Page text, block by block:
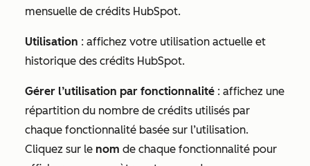
mensuelle de crédits HubSpot.
Utilisation : affichez votre utilisation actuelle et
historique des crédits HubSpot.
Gérer l’utilisation par fonctionnalité : affichez une
répartition du nombre de crédits utilisés par
chaque fonctionnalité basée sur l’utilisation.
Cliquez sur le nom de chaque fonctionnalité pour